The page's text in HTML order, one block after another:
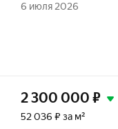
6 июля 2026
2 300 000 ₽
52 036 ₽ за м²